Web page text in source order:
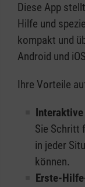
Diese App
Hilfe und
kompakt und
Android und
Ihre Vorteile
Sie Schritt
in jeder
können.
Erste-